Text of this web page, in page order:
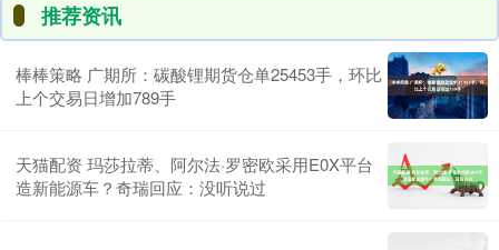
推荐资讯
棒棒策略 广期所：碳酸锂期货仓单25453手，环比
上个交易日增加789手
天猫配资 玛莎拉蒂、阿尔法·罗密欧采用E0X平台
造新能源车？奇瑞回应：没听说过